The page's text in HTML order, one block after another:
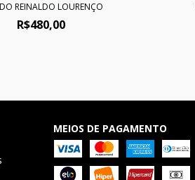
REINALDO LOURENÇO
R$480,00
MEIOS DE PAGAMENTO